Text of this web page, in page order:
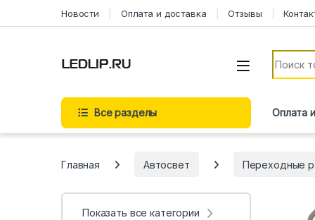
Перейти к содержимому
Новости Оплата и доставка Отзывы
Искать:
Все разделы Оплата
Главная Автосвет Переходные
Показать все категории